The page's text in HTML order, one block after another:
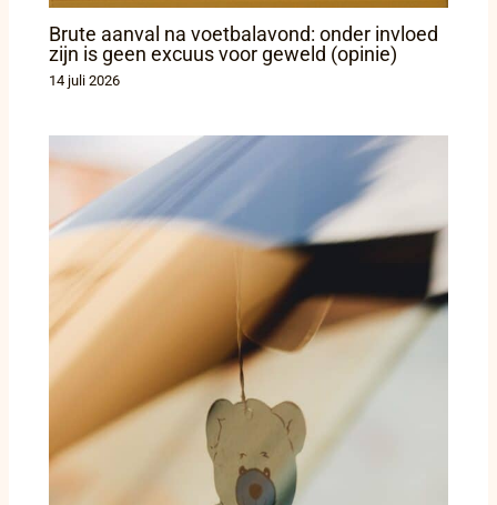
Brute aanval na voetbalavond: onder invloed
zijn is geen excuus voor geweld (opinie)
14 juli 2026